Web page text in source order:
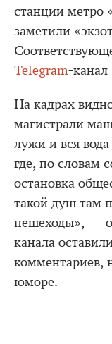
станции метро
заметили
Telegram-
На кадрах
магистрали
лужи и вся
где, по словам
остановка
такой душ там
пешеходы», —
канала
комментариев,
юморе.